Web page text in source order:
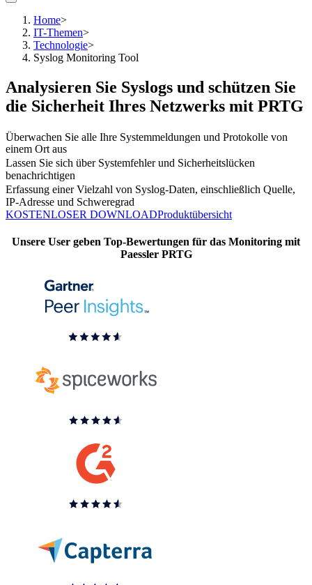
Home>
IT-Themen>
Technologie>
Syslog Monitoring Tool
Analysieren Sie Syslogs und schützen Sie
die Sicherheit Ihres Netzwerks mit PRTG
Überwachen Sie alle Ihre Systemmeldungen und Protokolle von
einem Ort aus
Lassen Sie sich über Systemfehler und Sicherheitslücken
benachrichtigen
Erfassung einer Vielzahl von Syslog-Daten, einschließlich Quelle,
IP-Adresse und Schweregrad
KOSTENLOSER DOWNLOADProduktübersicht
Unsere User geben Top-Bewertungen für das Monitoring mit
Paessler PRTG